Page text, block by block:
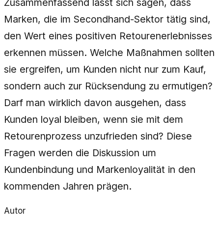
Zusammenfassend lässt sich sagen, dass
Marken, die im Secondhand-Sektor tätig sind,
den Wert eines positiven Retourenerlebnisses
erkennen müssen. Welche Maßnahmen sollten
sie ergreifen, um Kunden nicht nur zum Kauf,
sondern auch zur Rücksendung zu ermutigen?
Darf man wirklich davon ausgehen, dass
Kunden loyal bleiben, wenn sie mit dem
Retourenprozess unzufrieden sind? Diese
Fragen werden die Diskussion um
Kundenbindung und Markenloyalität in den
kommenden Jahren prägen.
Autor